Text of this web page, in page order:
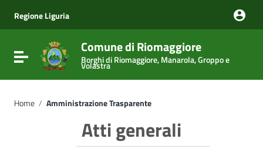
Vai al menu di navigazione
Vai al footer
Regione Liguria
Attiva / disattiva la navigazione
Comune di Riomaggiore
Borghi di Riomaggiore, Manarola, Groppo e
Volastra
Home / Amministrazione Trasparente
Atti generali